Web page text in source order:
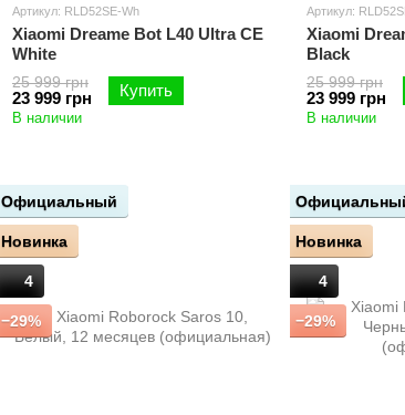
Артикул: RLD52SE-Wh
Xiaomi Dreame Bot L40 Ultra CE
White
25 999 грн
23 999 грн Купить
В наличии
Артикул:
Xiaomi
Black
25 999 грн
23 999 грн
В наличии
Официальный
Новинка
4
−29%
Новинка
4
−29%